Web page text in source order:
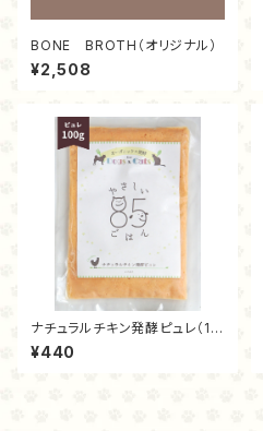
BONE BROTH（オリジナル）
¥2,508
ナチュラルチキン発酵ピュレ（10
0ｇ）
¥440